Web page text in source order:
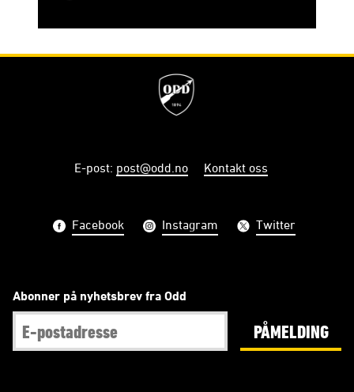
E-post: post@odd.no Kontakt oss
Facebook Instagram Twitter
Abonner på nyhetsbrev fra Odd
PÅMELDING